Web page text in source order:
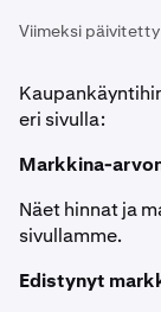
Viimeksi
eri sivulla:
Markkina-
Näet hinnat ja
sivullamme.
Edistynyt